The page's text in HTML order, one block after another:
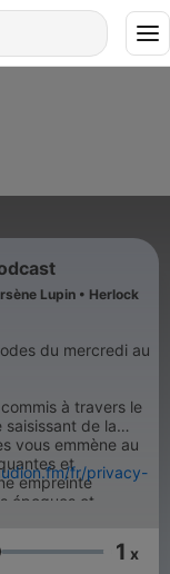
Lupin • Herlock
du mercredi au
à travers le
de la
vous emmène au
et
empreinte
époques et
Immergez-
les dédales du
fr/privacy-
Jačina zvuka 1 x